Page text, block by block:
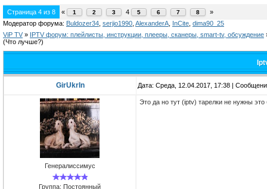
Страница 4 из 8 « 1 2 3 4 5 6 7 8
»
Модератор форума: Buldozer34 serjio1990 AlexanderA InCite dima90_25
ViP TV » IPTV форум: плейлисты, инструкции, плееры, сканеры, smart-tv, обсуждение
(Что лучше?)
GirUkrIn Дата: Среда, 12.04.2017, 17:38 |
Генералиссимус
Группа: Постоянный
Это да но тут (iptv) тарелки не нужны